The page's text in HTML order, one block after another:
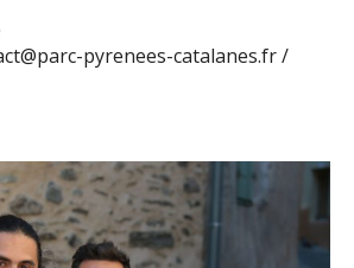
pyrenees-catalanes.fr /